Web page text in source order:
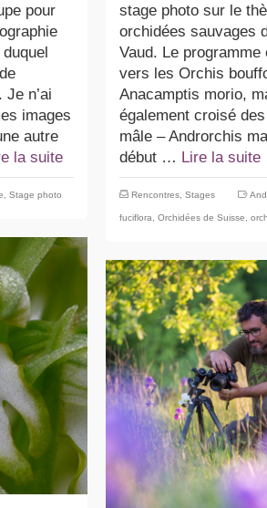
pour
n’ai
images
autre
la suite
,Stage photo
stage photo sur le
orchidées sauvages
Vaud. Le programme
vers les Orchis
Anacamptis morio,
également croisé
mâle – Androrchis
début … Lire la suite
Rencontres,Stages
fuciflora,Orchidées de Suisse,